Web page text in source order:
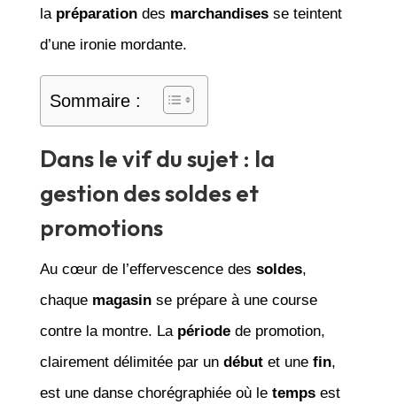
la préparationdes marchandisesse teintent
d’une ironie mordante.
Sommaire :
Dans le vif du sujet : la
gestion des soldes et
promotions
Au cœur de l’effervescence des soldes,
chaque magasinse prépare à une course
contre la montre. La périodede promotion,
clairement délimitée par un débutet une fin,
est une danse chorégraphiée où le tempsest